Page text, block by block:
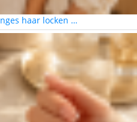
haar locken …